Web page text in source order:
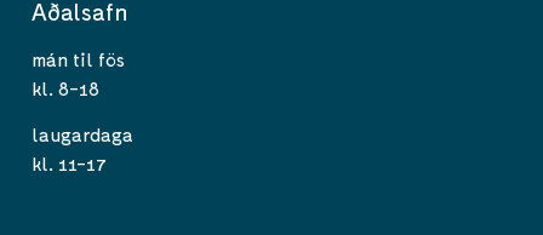
Aðalsafn
mán til fös
kl. 8-18
laugardaga
kl. 11-17